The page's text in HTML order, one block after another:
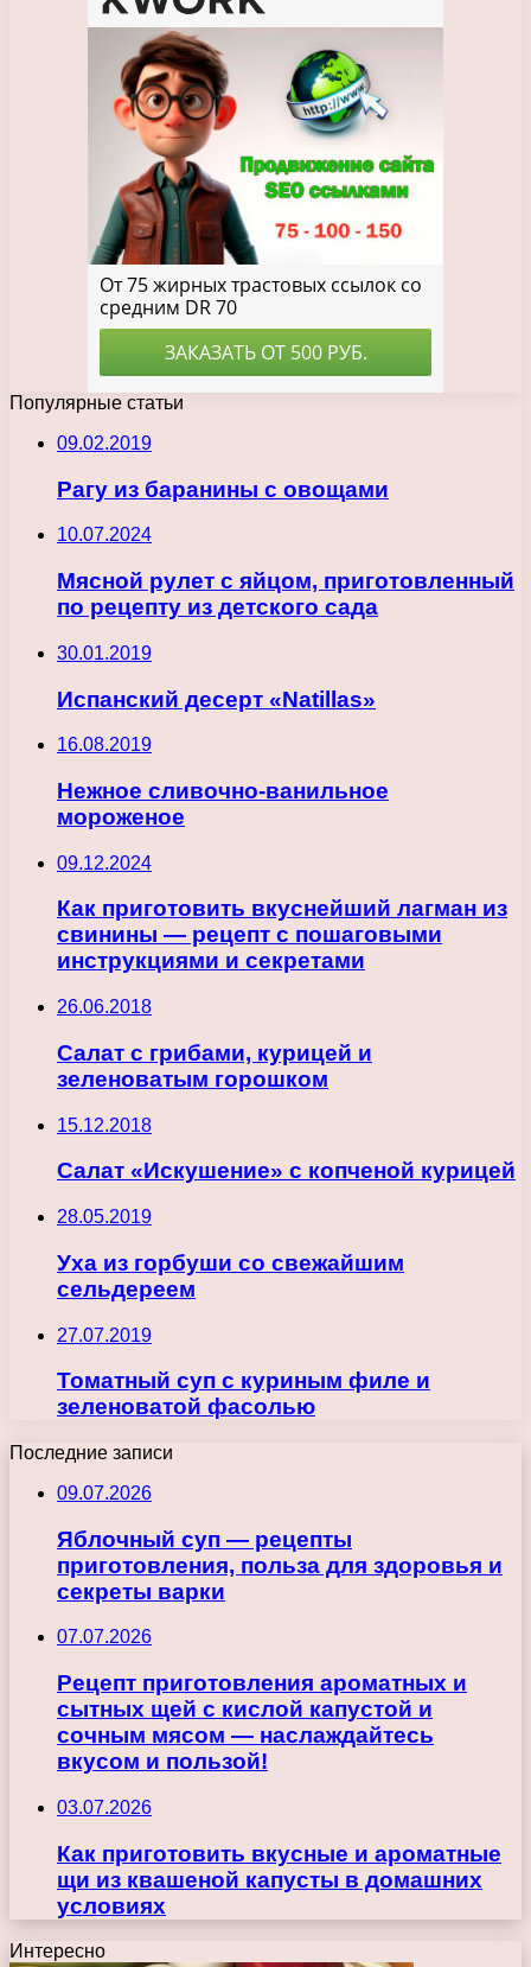
Популярные статьи
09.02.2019
Рагу из баранины с овощами
10.07.2024
Мясной рулет с яйцом, приготовленный
по рецепту из детского сада
30.01.2019
Испанский десерт «Natillas»
16.08.2019
Нежное сливочно-ванильное
мороженое
09.12.2024
Как приготовить вкуснейший лагман из
свинины — рецепт с пошаговыми
инструкциями и секретами
26.06.2018
Салат с грибами, курицей и
зеленоватым горошком
15.12.2018
Салат «Искушение» с копченой курицей
28.05.2019
Уха из горбуши со свежайшим
сельдереем
27.07.2019
Томатный суп с куриным филе и
зеленоватой фасолью
Последние записи
09.07.2026
Яблочный суп — рецепты
приготовления, польза для здоровья и
секреты варки
07.07.2026
Рецепт приготовления ароматных и
сытных щей с кислой капустой и
сочным мясом — наслаждайтесь
вкусом и пользой!
03.07.2026
Как приготовить вкусные и ароматные
щи из квашеной капусты в домашних
условиях
Интересно